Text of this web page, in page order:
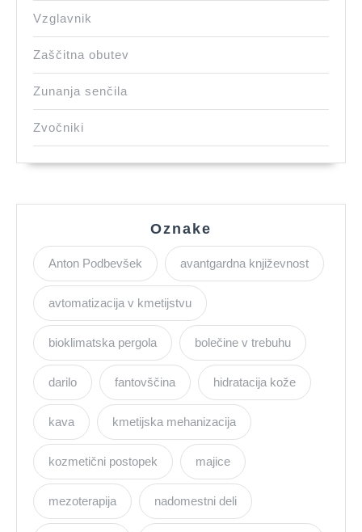
Vzglavnik
Zaščitna obutev
Zunanja senčila
Zvočniki
Oznake
Anton Podbevšek avantgardna književnost
avtomatizacija v kmetijstvu
bioklimatska pergola bolečine v trebuhu
darilo fantovščina hidratacija kože
kava kmetijska mehanizacija
kozmetični postopek majice
mezoterapija nadomestni deli